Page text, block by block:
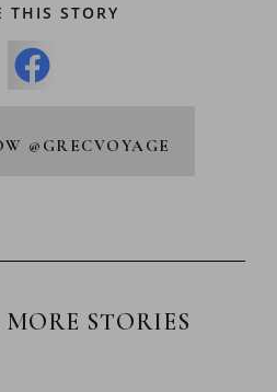
THIS STORY
@GRECVOYAGE
STORIES